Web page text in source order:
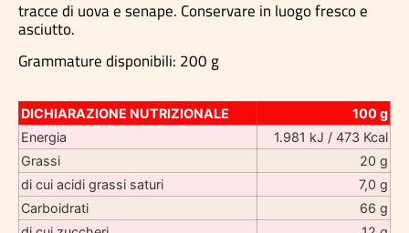
tracce diuovaesenape. Conservare in luogo fresco e
asciutto.
Grammature disponibili:200 g
DICHIARAZIONE NUTRIZIONALE
100 g
Energia
1.981 kJ / 473 Kcal
Grassi
20 g
di cui acidi grassi saturi
7,0 g
Carboidrati
66 g